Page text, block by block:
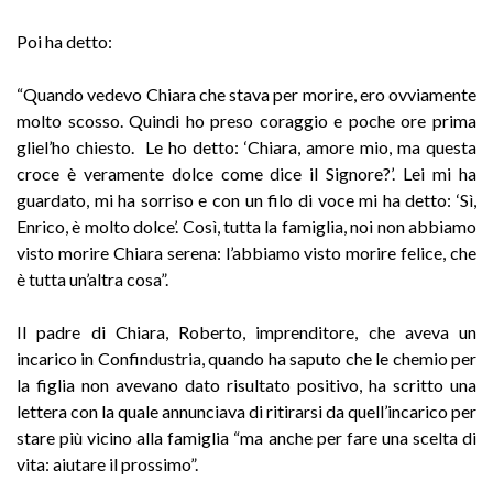
Poi ha detto:
“Quando vedevo Chiara che stava per morire, ero ovviamente
molto scosso. Quindi ho preso coraggio e poche ore prima
gliel’ho chiesto. Le ho detto: ‘Chiara, amore mio, ma questa
croce è veramente dolce come dice il Signore?’. Lei mi ha
guardato, mi ha sorriso e con un filo di voce mi ha detto: ‘Sì,
Enrico, è molto dolce’. Così, tutta la famiglia, noi non abbiamo
visto morire Chiara serena: l’abbiamo visto morire felice, che
è tutta un’altra cosa”.
Il padre di Chiara, Roberto, imprenditore, che aveva un
incarico in Confindustria, quando ha saputo che le chemio per
la figlia non avevano dato risultato positivo, ha scritto una
lettera con la quale annunciava di ritirarsi da quell’incarico per
stare più vicino alla famiglia “ma anche per fare una scelta di
vita: aiutare il prossimo”.